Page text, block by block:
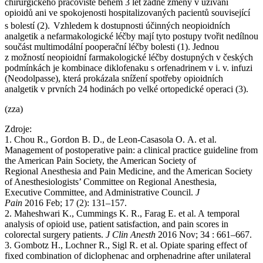
chirurgického pracoviště během 3 let žádné změny v užívání
opioidů ani ve spokojenosti hospitalizovaných pacientů související
s bolestí (2). Vzhledem k dostupnosti účinných neopioidních
analgetik a nefarmakologické léčby mají tyto postupy tvořit nedílnou
součást multimodální pooperační léčby bolesti (1). Jednou
z možností neopioidní farmakologické léčby dostupných v českých
podmínkách je kombinace diklofenaku s orfenadrinem v i. v. infuzi
(Neodolpasse), která prokázala snížení spotřeby opioidních
analgetik v prvních 24 hodinách po velké ortopedické operaci (3).
(zza)
Zdroje:
1. Chou R., Gordon B. D., de Leon-Casasola O. A. et al.
Management of postoperative pain: a clinical practice guideline from
the American Pain Society, the American Society of
Regional Anesthesia and Pain Medicine, and the American Society
of Anesthesiologists’ Committee on Regional Anesthesia,
Executive Committee, and Administrative Council. J
Pain 2016 Feb; 17 (2): 131–157.
2. Maheshwari K., Cummings K. R., Farag E. et al. A temporal
analysis of opioid use, patient satisfaction, and pain scores in
colorectal surgery patients. J Clin Anesth 2016 Nov; 34 : 661–667.
3. Gombotz H., Lochner R., Sigl R. et al. Opiate sparing effect of
fixed combination of diclophenac and orphenadrine after unilateral